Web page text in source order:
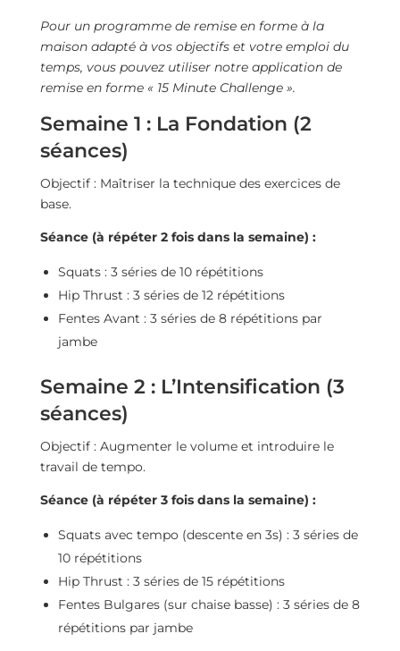
Pour un programme de remise en forme à la
maison adapté à vos objectifs et votre emploi du
temps, vous pouvez utiliser notre application de
remise en forme « 15 Minute Challenge ».
Semaine 1 : La Fondation (2
séances)
Objectif : Maîtriser la technique des exercices de
base.
Séance (à répéter 2 fois dans la semaine) :
Squats : 3 séries de 10 répétitions
Hip Thrust : 3 séries de 12 répétitions
Fentes Avant : 3 séries de 8 répétitions par
jambe
Semaine 2 : L’Intensification (3
séances)
Objectif : Augmenter le volume et introduire le
travail de tempo.
Séance (à répéter 3 fois dans la semaine) :
Squats avec tempo (descente en 3s) : 3 séries de
10 répétitions
Hip Thrust : 3 séries de 15 répétitions
Fentes Bulgares (sur chaise basse) : 3 séries de 8
répétitions par jambe